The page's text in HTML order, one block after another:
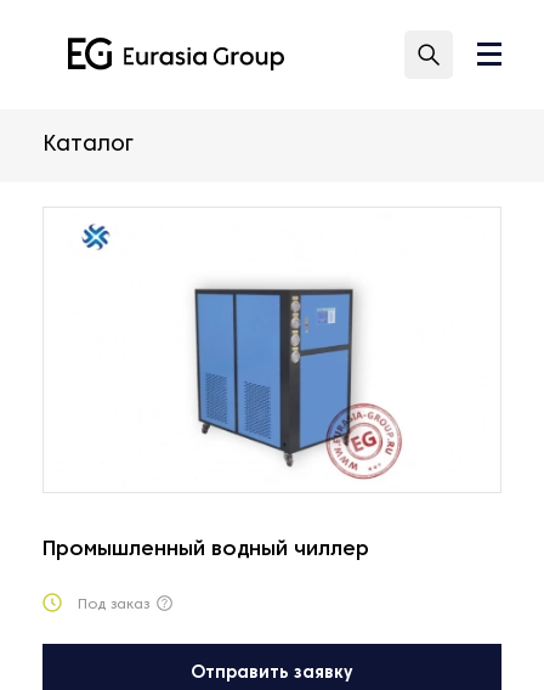
Каталог
Промышленный водный чиллер
Под заказ
Отправить заявку